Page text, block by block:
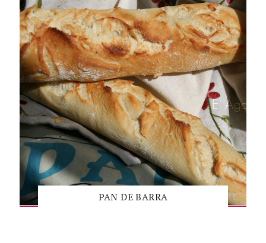
PAN DE BARRA